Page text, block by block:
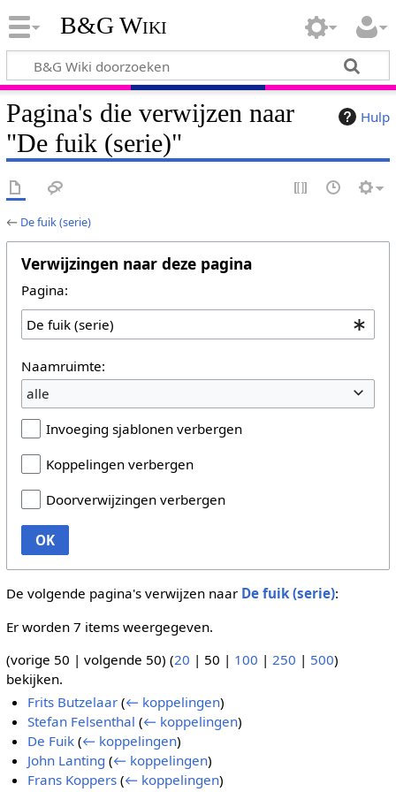
B&G Wiki
Hulp
Pagina's die verwijzen naar
"De fuik (serie)"
← De fuik (serie)
Verwijzingen naar deze pagina
Pagina:
Naamruimte:
alle
Invoeging sjablonen verbergen
Koppelingen verbergen
Doorverwijzingen verbergen
OK
De volgende pagina's verwijzen naar De fuik (serie):
Er worden 7 items weergegeven.
(vorige 50 | volgende 50) (20 | 50 | 100 | 250 | 500)
bekijken.
Frits Butzelaar (← koppelingen)
Stefan Felsenthal (← koppelingen)
De Fuik (← koppelingen)
John Lanting (← koppelingen)
Frans Koppers (← koppelingen)